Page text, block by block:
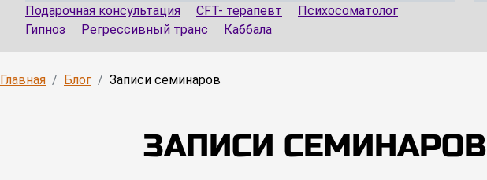
Подарочная консультация CFT- терапевт
Психосоматолог
Гипноз
Регрессивный транс Каббала
Главная Блог Записи семинаров
ЗАПИСИ СЕМИНАРОВ